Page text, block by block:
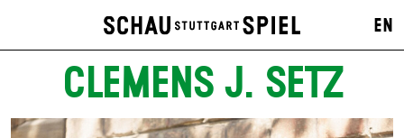
EN
CLEMENS J. SETZ